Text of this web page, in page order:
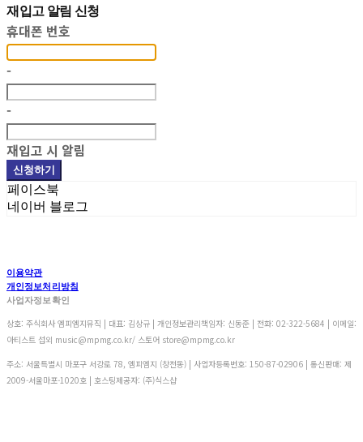
재입고 알림 신청
휴대폰 번호
-
-
재입고 시 알림
신청하기
페이스북
네이버 블로그
이용약관
개인정보처리방침
사업자정보확인
상호: 주식회사 엠피엠지뮤직 | 대표: 김상규 | 개인정보관리책임자: 신동준 | 전화: 02-322-5684 | 이메일:
아티스트 섭외 music@mpmg.co.kr/ 스토어 store@mpmg.co.kr
주소: 서울특별시 마포구 서강로 78, 엠피엠지 (창전동) | 사업자등록번호: 150-87-02906 | 통신판매: 제
2009-서울마포-1020호 | 호스팅제공자: (주)식스샵